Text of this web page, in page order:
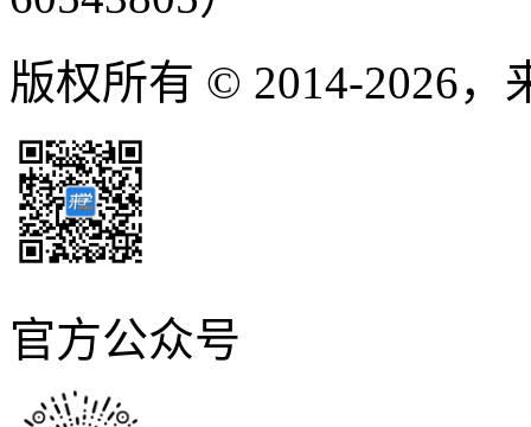
版权所有 © 2014-2026，
官方公众号